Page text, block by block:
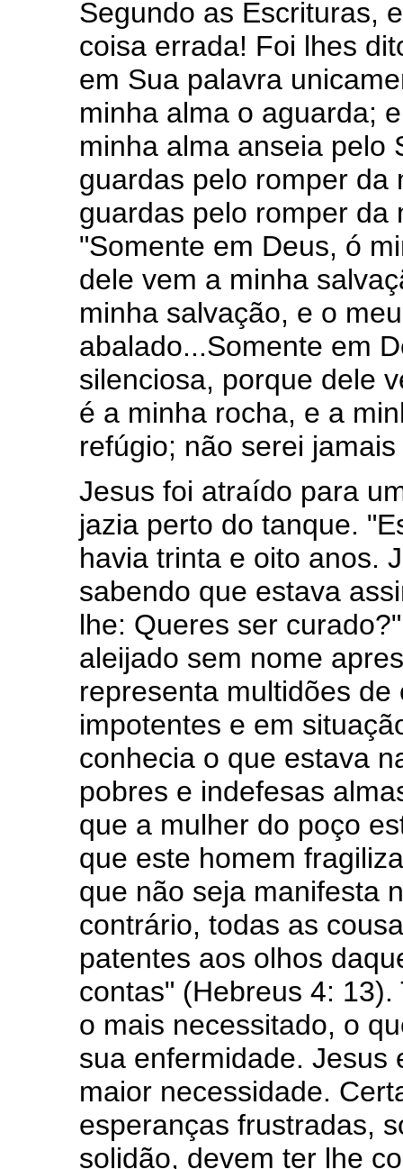
Segundo as Escrituras,
coisa errada! Foi lhes
em Sua palavra
minha alma o aguarda;
minha alma anseia pelo
guardas pelo romper da
guardas pelo romper da
"Somente em Deus, ó
dele vem a minha
minha salvação, e o
abalado...Somente em
silenciosa, porque dele
é a minha rocha, e a
refúgio; não serei
Jesus foi atraído para
jazia perto do tanque.
havia trinta e oito anos.
sabendo que estava
lhe: Queres ser
aleijado sem nome
representa multidões
impotentes e em
conhecia o que estava
pobres e indefesas
que a mulher do poço
que este homem
que não seja manifesta
contrário, todas as
patentes aos olhos
contas" (Hebreus 4:
o mais necessitado, o
sua enfermidade. Jesus
maior necessidade.
esperanças frustradas,
solidão, devem ter lhe